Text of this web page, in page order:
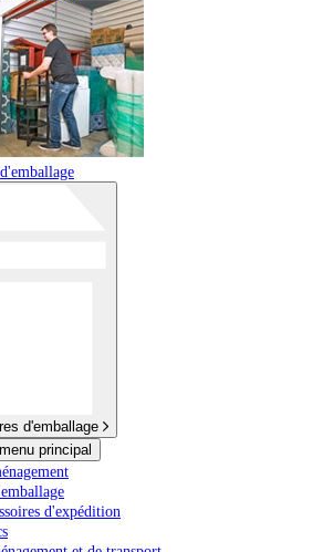
d'emballage
principal
d'expédition